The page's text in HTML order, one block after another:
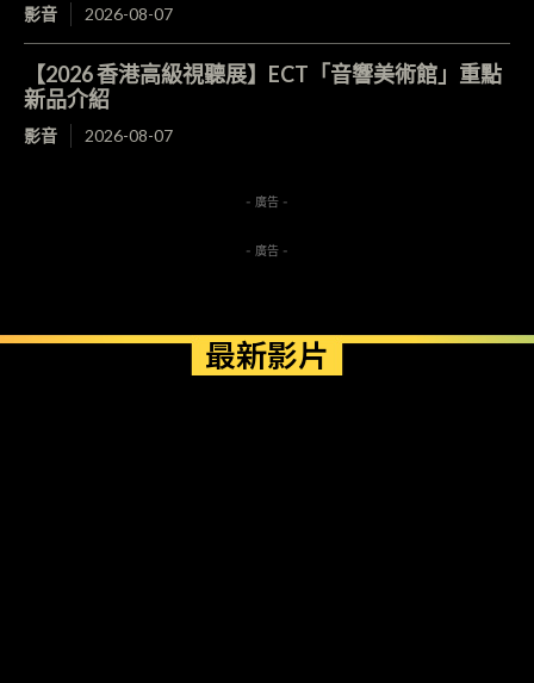
影音 2026-08-07
【2026 香港高級視聽展】ECT「音響美術館」重點
新品介紹
影音 2026-08-07
- 廣告 -
- 廣告 -
最新影片